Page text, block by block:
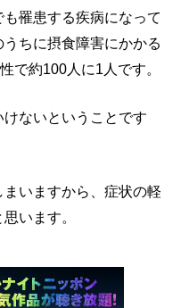
罹患する疾病になって
ちに摂食障害にかかる
で約100人に1人です。
ないということです
いますから、症状の軽
います。